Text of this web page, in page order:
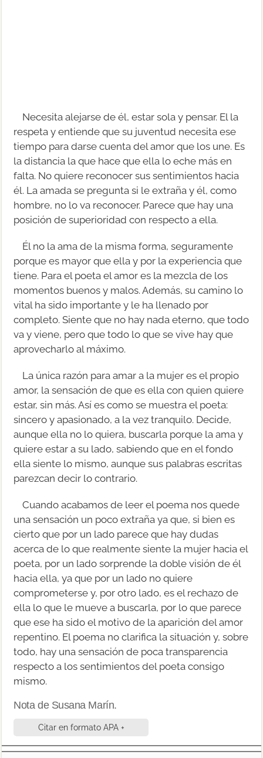
Necesita alejarse de él, estar sola y pensar. El la
respeta y entiende que su juventud necesita ese
tiempo para darse cuenta del amor que los une. Es
la distancia la que hace que ella lo eche más en
falta. No quiere reconocer sus sentimientos hacia
él. La amada se pregunta si le extraña y él, como
hombre, no lo va reconocer. Parece que hay una
posición de superioridad con respecto a ella.
Él no la ama de la misma forma, seguramente
porque es mayor que ella y por la experiencia que
tiene. Para el poeta el amor es la mezcla de los
momentos buenos y malos. Además, su camino lo
vital ha sido importante y le ha llenado por
completo. Siente que no hay nada eterno, que todo
va y viene, pero que todo lo que se vive hay que
aprovecharlo al máximo.
La única razón para amar a la mujer es el propio
amor, la sensación de que es ella con quien quiere
estar, sin más. Así es como se muestra el poeta:
sincero y apasionado, a la vez tranquilo. Decide,
aunque ella no lo quiera, buscarla porque la ama y
quiere estar a su lado, sabiendo que en el fondo
ella siente lo mismo, aunque sus palabras escritas
parezcan decir lo contrario.
Cuando acabamos de leer el poema nos quede
una sensación un poco extraña ya que, si bien es
cierto que por un lado parece que hay dudas
acerca de lo que realmente siente la mujer hacia el
poeta, por un lado sorprende la doble visión de él
hacia ella, ya que por un lado no quiere
comprometerse y, por otro lado, es el rechazo de
ella lo que le mueve a buscarla, por lo que parece
que ese ha sido el motivo de la aparición del amor
repentino. El poema no clarifica la situación y, sobre
todo, hay una sensación de poca transparencia
respecto a los sentimientos del poeta consigo
mismo.
Nota de Susana Marín.
Citar en formato APA +